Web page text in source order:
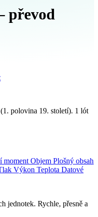
převod
polovina 19. století). 1 lót
moment Objem Plošný obsah
Výkon Teplota Datové
jednotek. Rychle, přesně a